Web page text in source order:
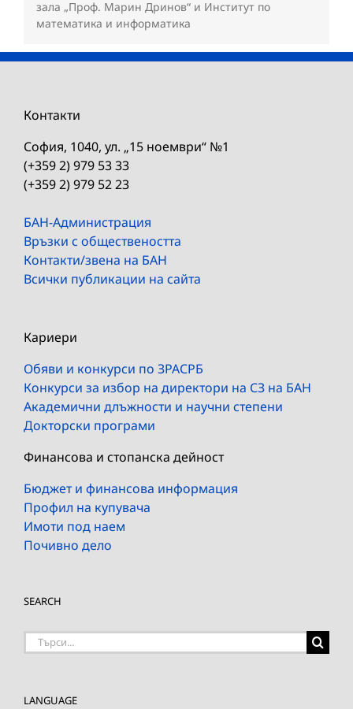
зала „Проф. Марин Дринов“ и Институт по
математика и информатика
Контакти
София, 1040, ул. „15 ноември“ №1
(+359 2) 979 53 33
(+359 2) 979 52 23
БАН-Администрация
Връзки с обществеността
Контакти/звена на БАН
Всички публикации на сайта
Кариери
Обяви и конкурси по ЗРАСРБ
Конкурси за избор на директори на СЗ на БАН
Академични длъжности и научни степени
Докторски програми
Финансова и стопанска дейност
Бюджет и финансова информация
Профил на купувача
Имоти под наем
Почивно дело
SEARCH
Търсене
LANGUAGE